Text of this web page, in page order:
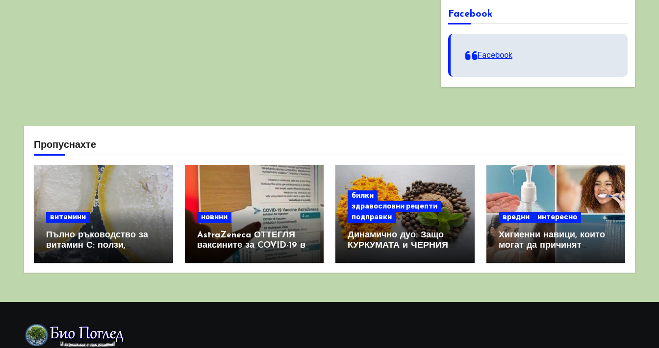
Facebook
Facebook
Пропуснахте
витамини
Пълно ръководство за
витамин С: ползи,
източници и защо е
важен за имунната
новини
AstraZeneca ОТТЕГЛЯ
ваксините за COVID-19 в
световен мащаб, след
като призна, че те
билки
здравословни рецепти
подправки
Динамично дуо: Защо
КУРКУМАТА и ЧЕРНИЯ
комбинация
вредни интересно
Хигиенни навици, които
могат да причинят
повече вреда, отколкото
полза